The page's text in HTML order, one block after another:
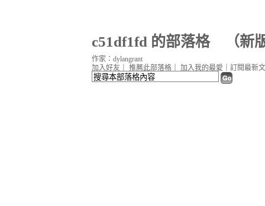
c51df1fd 的部落格（新
加入好友 推薦此部落格 加入我的最愛 訂閱最新
作家：dylangrant